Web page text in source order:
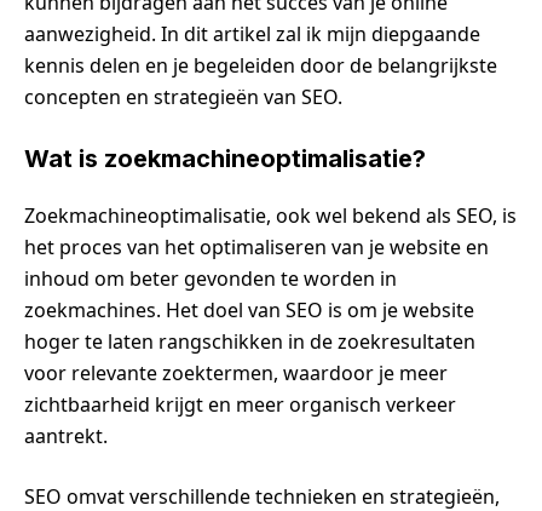
aanwezigheid. In dit artikel zal ik mijn diepgaande
kennis delen en je begeleiden door de belangrijkste
concepten en strategieën van SEO.
Wat is zoekmachineoptimalisatie?
Zoekmachineoptimalisatie, ook wel bekend als SEO, is
het proces van het optimaliseren van je website en
inhoud om beter gevonden te worden in
zoekmachines. Het doel van SEO is om je website
hoger te laten rangschikken in de zoekresultaten
voor relevante zoektermen, waardoor je meer
zichtbaarheid krijgt en meer organisch verkeer
aantrekt.
SEO omvat verschillende technieken en strategieën,